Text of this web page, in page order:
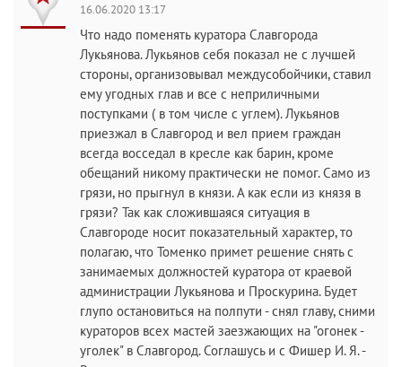
16.06.2020 13:17
Что надо поменять куратора Славгорода
Лукьянова. Лукьянов себя показал не с лучшей
стороны, организовывал междусобойчики, ставил
ему угодных глав и все с неприличными
поступками ( в том числе с углем). Лукьянов
приезжал в Славгород и вел прием граждан
всегда восседал в кресле как барин, кроме
обещаний никому практически не помог. Само из
грязи, но прыгнул в князи. А как если из князя в
грязи? Так как сложившаяся ситуация в
Славгороде носит показательный характер, то
полагаю, что Томенко примет решение снять с
занимаемых должностей куратора от краевой
администрации Лукьянова и Проскурина. Будет
глупо остановиться на полпути - снял главу, сними
кураторов всех мастей заезжающих на "огонек -
уголек" в Славгород. Соглашусь и с Фишер И. Я. -